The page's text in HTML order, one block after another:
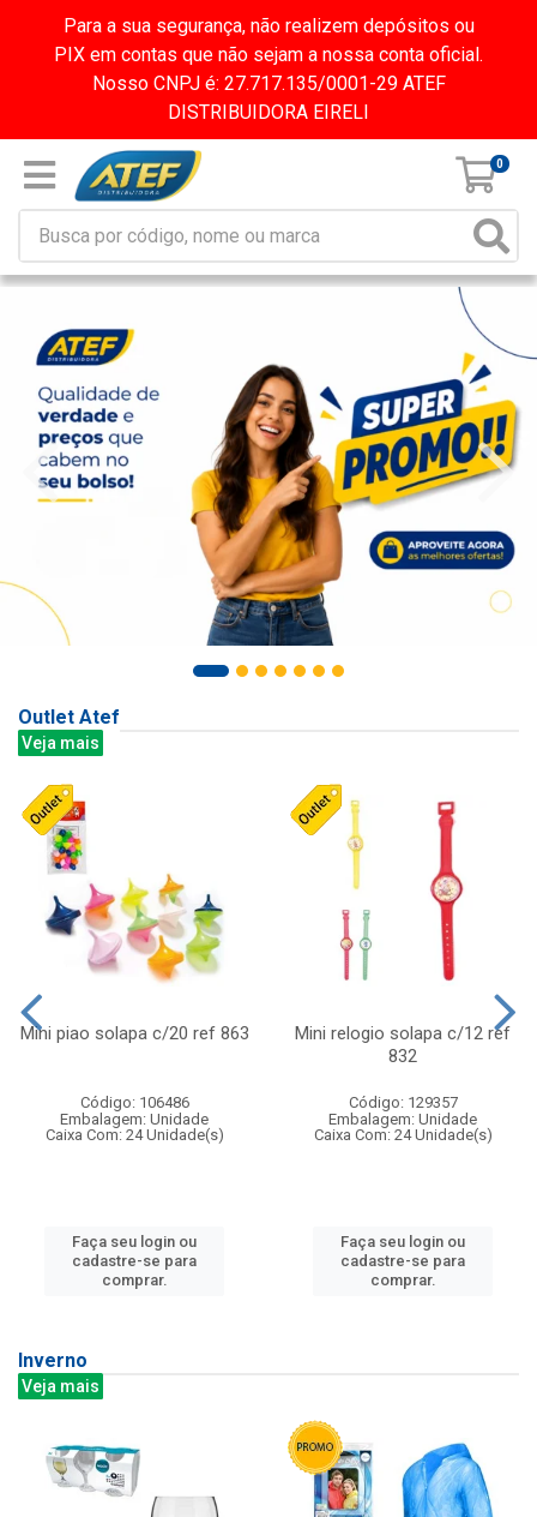
Para a sua segurança, não realizem depósitos ou
PIX em contas que não sejam a nossa conta oficial.
Nosso CNPJ é: 27.717.135/0001-29 ATEF
DISTRIBUIDORA EIRELI
0
Outlet Atef
Veja mais
Mini piao solapa c/20 ref 863
Código: 106486
Embalagem: Unidade
Caixa Com: 24 Unidade(s)
Faça seu login ou
cadastre-se para
comprar.
Mini relogio solapa c/12 ref
832
Código: 129357
Embalagem: Unidade
Caixa Com: 24 Unidade(s)
Faça seu login ou
cadastre-se para
comprar.
Inverno
Veja mais